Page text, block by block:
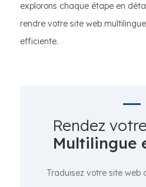
explorons chaque étape en
rendre votre site web
efficiente.
Rendez
Multilingue
Traduisez votre site web